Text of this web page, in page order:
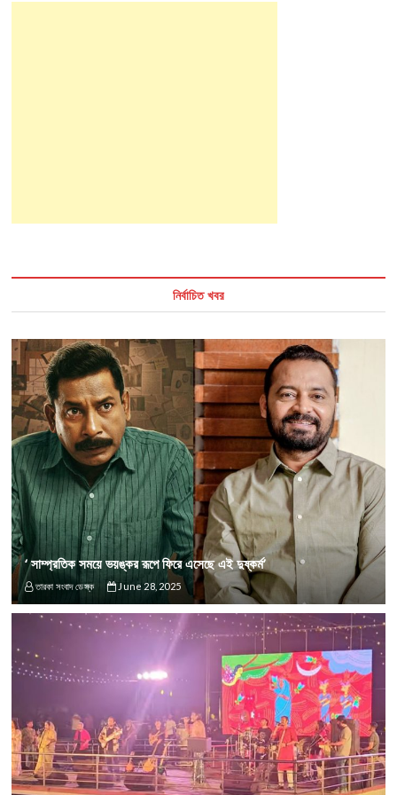
নির্বাচিত খবর
‘ সাম্প্রতিক সময়ে ভয়ঙ্কর রূপে ফিরে এসেছে এই দুষ্কর্ম’
তারকা সংবাদ ডেস্ক June 28, 2025